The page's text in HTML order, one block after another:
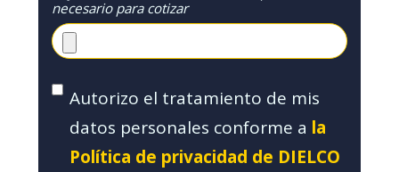
necesario para cotizar
Autorizo el tratamiento de mis
datos personales conforme a la
Política de privacidad de DIELCO